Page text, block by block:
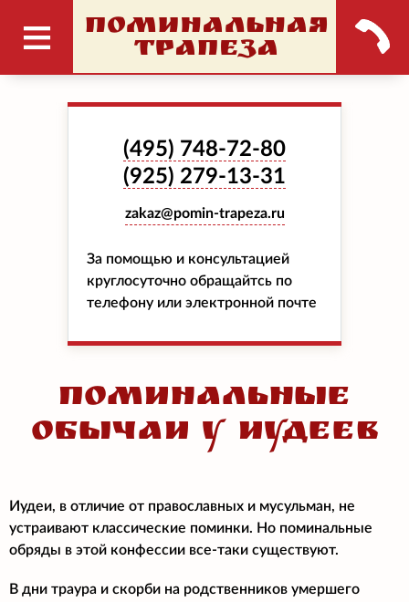
ПОМИНАЛЬНАЯ
ТРАПЕЗА
(495) 748-72-80
(925) 279-13-31
zakaz@pomin-trapeza.ru
За помощью и консультацией
круглосуточно обращайтсь по
телефону или электронной почте
Поминальные
обычаи у иудеев
Иудеи, в отличие от православных и мусульман, не
устраивают классические поминки. Но поминальные
обряды в этой конфессии все-таки существуют.
В дни траура и скорби на родственников умершего